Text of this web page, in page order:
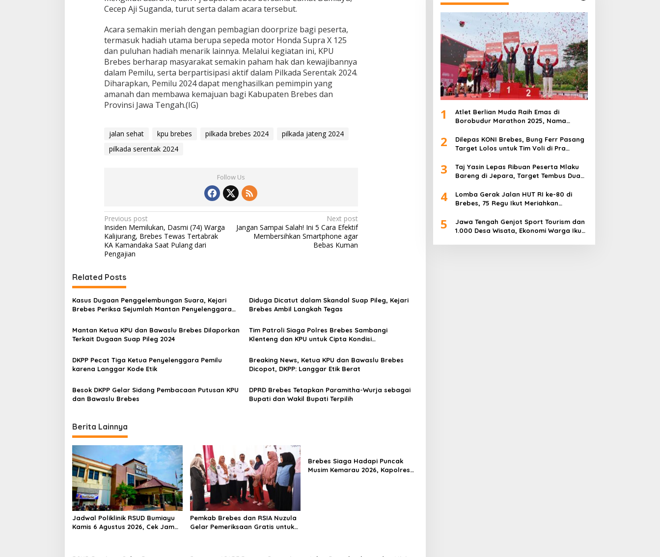
k
d
a
S
e
r
e
n
a
k
2
Cecep Aji Suganda, turut serta dalam acara tersebut.
Acara semakin meriah dengan pembagian doorprize bagi peserta,
termasuk hadiah utama berupa sepeda motor Honda Supra X 125
dan puluhan hadiah menarik lainnya. Melalui kegiatan ini, KPU
Brebes berharap masyarakat semakin paham hak dan kewajibannya
dalam Pemilu, serta berpartisipasi aktif dalam Pilkada Serentak 2024.
Diharapkan, Pemilu 2024 dapat menghasilkan pemimpin yang
amanah dan membawa kemajuan bagi Kabupaten Brebes dan
Provinsi Jawa Tengah.(IG)
jalan sehat kpu brebes pilkada brebes 2024
pilkada jateng 2024
pilkada serentak 2024
Follow Us
P
o
s
n
a
v
g
a
t
i
o
n
Previous post
Insiden Memilukan, Dasmi (74) Warga
Kalijurang, Brebes Tewas Tertabrak
KA Kamandaka Saat Pulang dari
Pengajian
Next post
Jangan Sampai Salah! Ini 5 Cara Efektif
Membersihkan Smartphone agar
Bebas Kuman
Related Posts
Kasus Dugaan Penggelembungan Suara, Kejari
Brebes Periksa Sejumlah Mantan Penyelenggara
Diduga Dicatut dalam Skandal Suap Pileg, Kejari
Brebes Ambil Langkah Tegas
Mantan Ketua KPU dan Bawaslu Brebes Dilaporkan
Terkait Dugaan Suap Pileg 2024
Tim Patroli Siaga Polres Brebes Sambangi
Klenteng dan KPU untuk Cipta Kondisi
DKPP Pecat Tiga Ketua Penyelenggara Pemilu
karena Langgar Kode Etik
Breaking News, Ketua KPU dan Bawaslu Brebes
Dicopot, DKPP: Langgar Etik Berat
Besok DKPP Gelar Sidang Pembacaan Putusan KPU
dan Bawaslu Brebes
DPRD Brebes Tetapkan Paramitha-Wurja sebagai
Bupati dan Wakil Bupati Terpilih
Berita Lainnya
Jadwal Poliklinik RSUD Bumiayu
Kamis 6 Agustus 2026, Cek Jam
Pemkab Brebes dan RSIA Nuzula
Gelar Pemeriksaan Gratis untuk
Brebes Siaga Hadapi Puncak
Musim Kemarau 2026, Kapolres
1
Atlet Berlian Muda Raih Emas di
Borobudur Marathon 2025, Nama
2
Dilepas KONI Brebes, Bung Ferr Pasang
Target Lolos untuk Tim Voli di Pra
3
Taj Yasin Lepas Ribuan Peserta Mlaku
Bareng di Jepara, Target Tembus Dua
4
Lomba Gerak Jalan HUT RI ke-80 di
Brebes, 75 Regu Ikut Meriahkan
5
Jawa Tengah Genjot Sport Tourism dan
1.000 Desa Wisata, Ekonomi Warga Ikut